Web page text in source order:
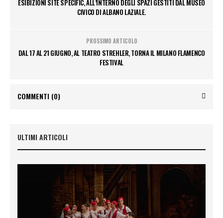
ESIBIZIONI SITE SPECIFIC, ALL’INTERNO DEGLI SPAZI GESTITI DAL MUSEO
CIVICO DI ALBANO LAZIALE.
PROSSIMO ARTICOLO
DAL 17 AL 21 GIUGNO, AL TEATRO STREHLER, TORNA IL MILANO FLAMENCO
FESTIVAL
COMMENTI (0)
ULTIMI ARTICOLI